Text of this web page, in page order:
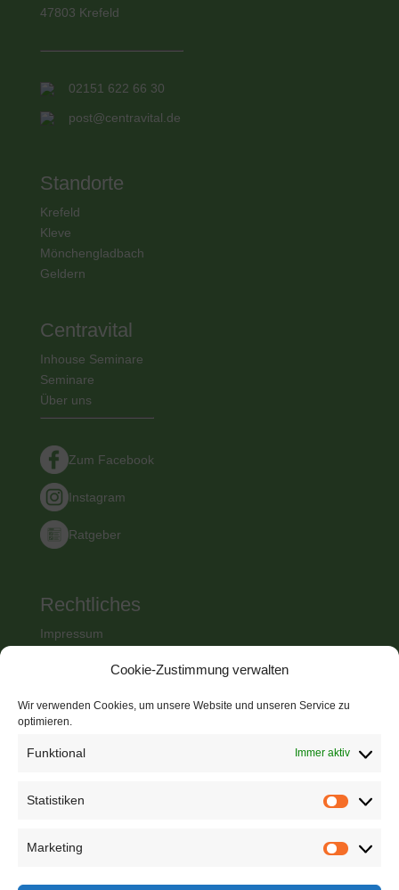
Cookie-Zustimmung verwalten
Wir verwenden Cookies, um unsere Website und unseren Service zu
optimieren.
Funktional Immer aktiv
Statistiken
Marketing
47803 Krefeld
02151 622 66 30
post@centravital.de
Standorte
Krefeld
Kleve
Mönchengladbach
Geldern
Centravital
Inhouse Seminare
Seminare
Über uns
Zum Facebook
Instagram
Ratgeber
Rechtliches
Impressum
Wir sind bundesweit von den
Berufsgenossenschaften ermächtigt
Ermächtigung als Stelle zur Aus- und Fortbildung von